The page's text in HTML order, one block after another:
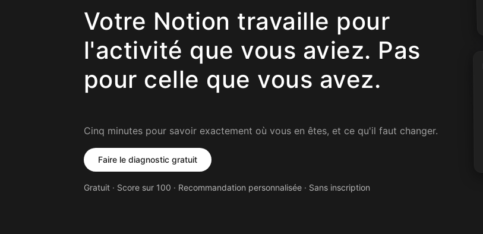
Votre Notion travaille pour
l'activité que vous aviez. Pas
pour celle que vous avez.
Cinq minutes pour savoir exactement où vous en êtes, et ce qu'il faut changer.
Faire le diagnostic gratuit
Gratuit · Score sur 100 · Recommandation personnalisée · Sans inscription